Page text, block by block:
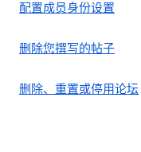
配置成员身份设置
删除您撰写的帖子
删除、重置或停用论坛